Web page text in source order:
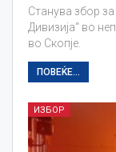
Станува збор
Дивизија“ во
во Скопје.
ПОВЕЌЕ...
ИЗБОР